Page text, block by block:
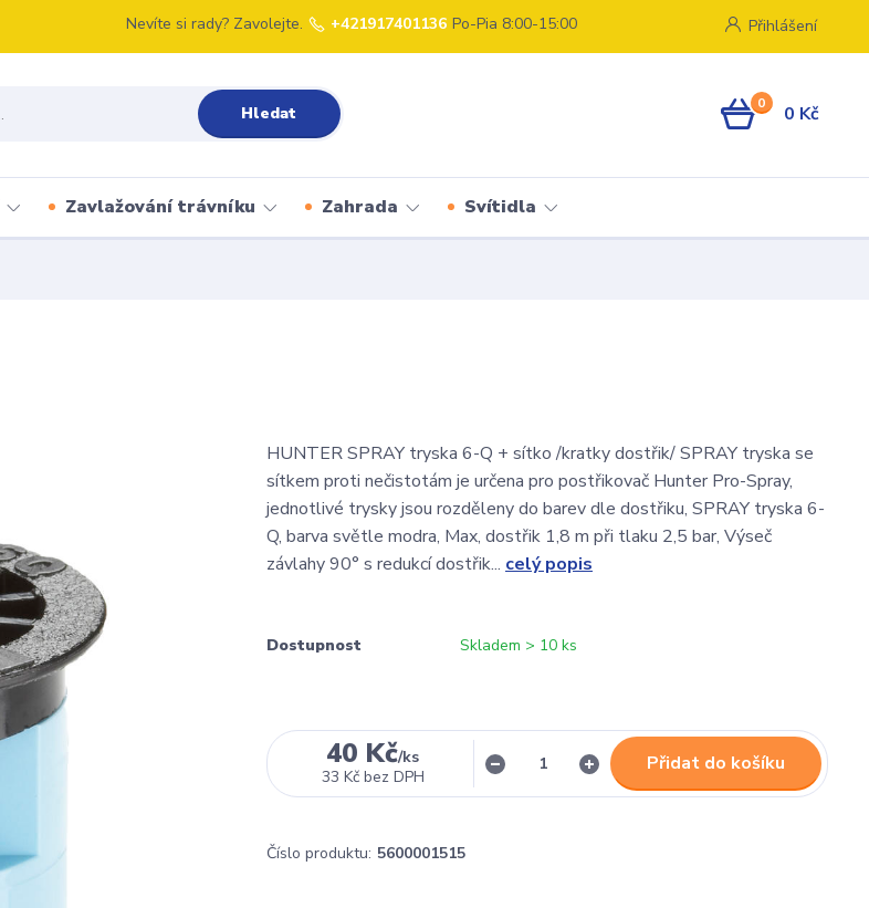
Přihlášení
Hledat
Nevíte si rady? Zavolejte. +421917401136 Po-Pia 8:00-15:00
0 0 Kč
Zavlažování trávníku Zahrada Svítidla
HUNTER SPRAY tryska 6-Q + sítko /kratky dostřik/ SPRAY tryska se
sítkem proti nečistotám je určena pro postřikovač Hunter Pro-Spray,
jednotlivé trysky jsou rozděleny do barev dle dostřiku, SPRAY tryska 6-
Q, barva světle modra, Max, dostřik 1,8 m při tlaku 2,5 bar, Výseč
závlahy 90° s redukcí dostřik... celý popis
Dostupnost Skladem > 10 ks
40 Kč/ks
33 Kč bez DPH
Přidat do košíku
Číslo produktu: 5600001515